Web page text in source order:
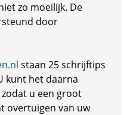
zo moeilijk. De
door
staan 25 schrijftips
kunt het daarna
u een groot
overtuigen van uw